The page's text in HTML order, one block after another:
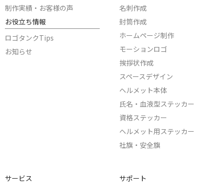
制作実績・お客様の声
お役立ち情報
ロゴタンクTips
お知らせ
名刺作成
封筒作成
ホームページ制作
モーションロゴ
挨拶状作成
スペースデザイン
ヘルメット本体
氏名・血液型ステッカー
資格ステッカー
ヘルメット用ステッカー
社旗・安全旗
サービス
サポート